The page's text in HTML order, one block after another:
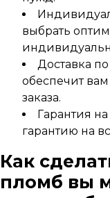
выбрать
Доставка
обеспечит
заказа.
Гарантия
гарантию на
Как
пломб вы